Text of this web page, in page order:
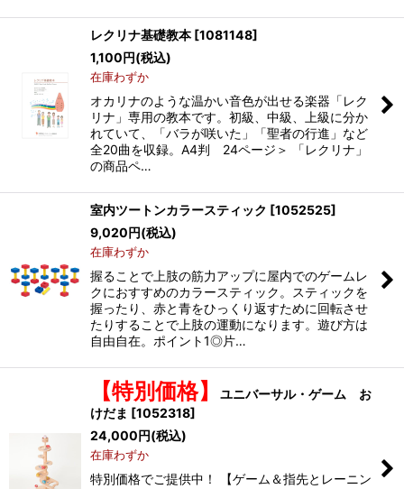
レクリナ基礎教本 [1081148]
1,100円(税込)
在庫わずか
オカリナのような温かい音色が出せる楽器「レク
リナ」専用の教本です。初級、中級、上級に分か
れていて、「バラが咲いた」「聖者の行進」など
全20曲を収録。A4判 24ページ＞ 「レクリナ」
の商品ペ…
室内ツートンカラースティック [1052525]
9,020円(税込)
在庫わずか
握ることで上肢の筋力アップに屋内でのゲームレ
クにおすすめのカラースティック。スティックを
握ったり、赤と青をひっくり返すために回転させ
たりすることで上肢の運動になります。遊び方は
自由自在。ポイント1◎片…
【特別価格】
ユニバーサル・ゲーム お
けだま [1052318]
24,000円(税込)
在庫わずか
特別価格でご提供中！ 【ゲーム＆指先とレーニン